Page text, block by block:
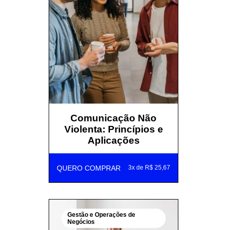
Comunicação Não
Violenta: Princípios e
Aplicações
QUERO COMPRAR 3x de R$ 25,67
Gestão e Operações de
Negócios